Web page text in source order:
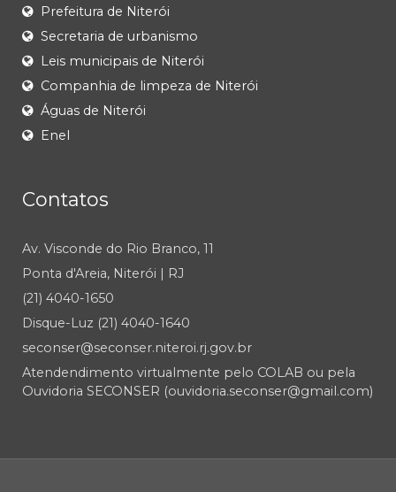
Prefeitura de Niterói
Secretaria de urbanismo
Leis municipais de Niterói
Companhia de limpeza de Niterói
Águas de Niterói
Enel
Contatos
Av. Visconde do Rio Branco, 11
Ponta d'Areia, Niterói | RJ
(21) 4040-1650
Disque-Luz (21) 4040-1640
seconser@seconser.niteroi.rj.gov.br
Atendendimento virtualmente pelo COLAB ou pela
Ouvidoria SECONSER (ouvidoria.seconser@gmail.com)